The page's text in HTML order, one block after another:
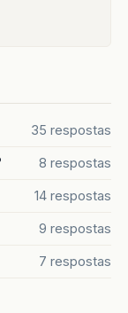
35 respostas
8 respostas
14 respostas
9 respostas
7 respostas